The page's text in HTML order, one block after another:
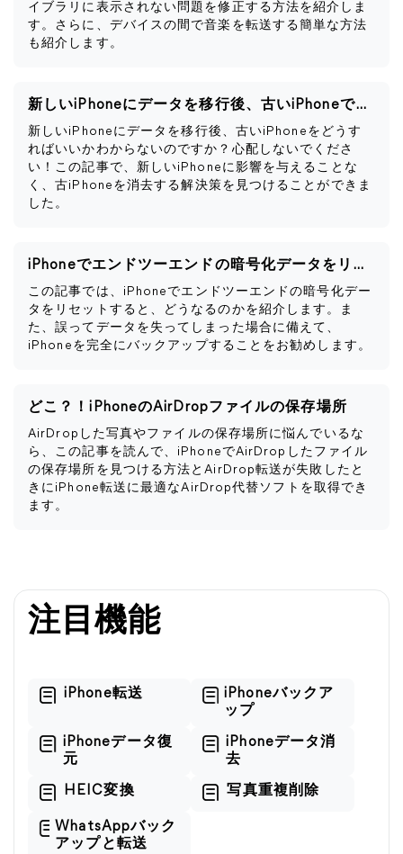
イブラリに表示されない問題を修正する方法を紹介しま
す。さらに、デバイスの間で音楽を転送する簡単な方法
も紹介します。
新しいiPhoneにデータを移行後、古いiPhoneですべきこと
新しいiPhoneにデータを移行後、古いiPhoneをどうす
ればいいかわからないのですか？心配しないでくださ
い！この記事で、新しいiPhoneに影響を与えることな
く、古iPhoneを消去する解決策を見つけることができま
した。
iPhoneでエンドツーエンドの暗号化データをリセットするとどうなるか
この記事では、iPhoneでエンドツーエンドの暗号化デー
タをリセットすると、どうなるのかを紹介します。ま
た、誤ってデータを失ってしまった場合に備えて、
iPhoneを完全にバックアップすることをお勧めします。
どこ？！iPhoneのAirDropファイルの保存場所
AirDropした写真やファイルの保存場所に悩んでいるな
ら、この記事を読んで、iPhoneでAirDropしたファイル
の保存場所を見つける方法とAirDrop転送が失敗したと
きにiPhone転送に最適なAirDrop代替ソフトを取得でき
ます。
注目機能
iPhone転送
iPhoneバックア
ップ
iPhoneデータ復
元
iPhoneデータ消
去
HEIC変換 写真重複削除
WhatsAppバック
アップと転送